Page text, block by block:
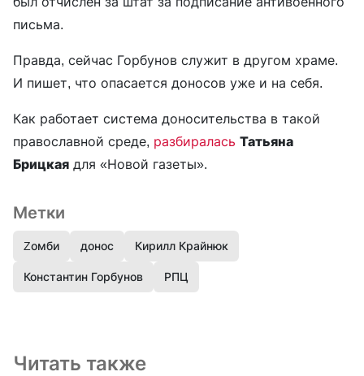
письма.
Правда, сейчас Горбунов служит в другом храме.
И пишет, что опасается доносов уже и на себя.
Как работает система доносительства в такой
православной среде, разбиралась Татьяна
Брицкая для «Новой газеты».
Метки
Zомби донос Кирилл Крайнюк
Константин Горбунов РПЦ
Читать также